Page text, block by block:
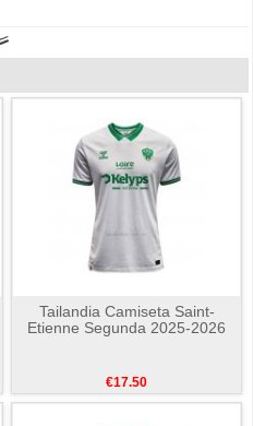
Tailandia Camiseta Saint-
Etienne Segunda 2025-2026
€17.50